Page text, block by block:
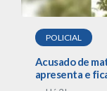
POLICIAL
Acusado de
apresenta e